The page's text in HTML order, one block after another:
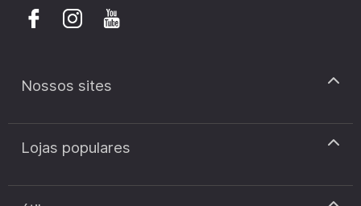
Nossos sites
discount.pt
discount.sk
Lojas populares
Cupão de desconto Zooplus